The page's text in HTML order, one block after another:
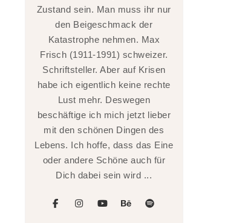
Zustand sein. Man muss ihr nur
den Beigeschmack der
Katastrophe nehmen. Max
Frisch (1911-1991) schweizer.
Schriftsteller. Aber auf Krisen
habe ich eigentlich keine rechte
Lust mehr. Deswegen
beschäftige ich mich jetzt lieber
mit den schönen Dingen des
Lebens. Ich hoffe, dass das Eine
oder andere Schöne auch für
Dich dabei sein wird ...
facebook
instagram
youtube
behance